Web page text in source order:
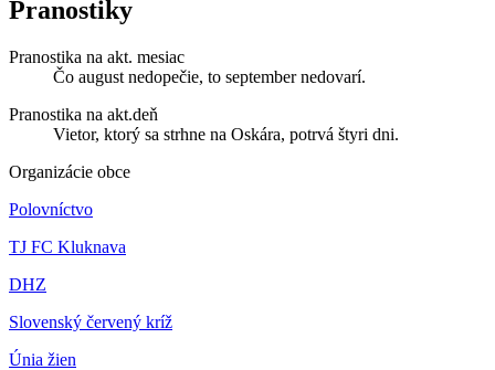
Pranostiky
Pranostika na akt. mesiac
Čo august nedopečie, to september nedovarí.
Pranostika na akt.deň
Vietor, ktorý sa strhne na Oskára, potrvá štyri dni.
Organizácie obce
Polovníctvo
TJ FC Kluknava
DHZ
Slovenský červený kríž
Únia žien